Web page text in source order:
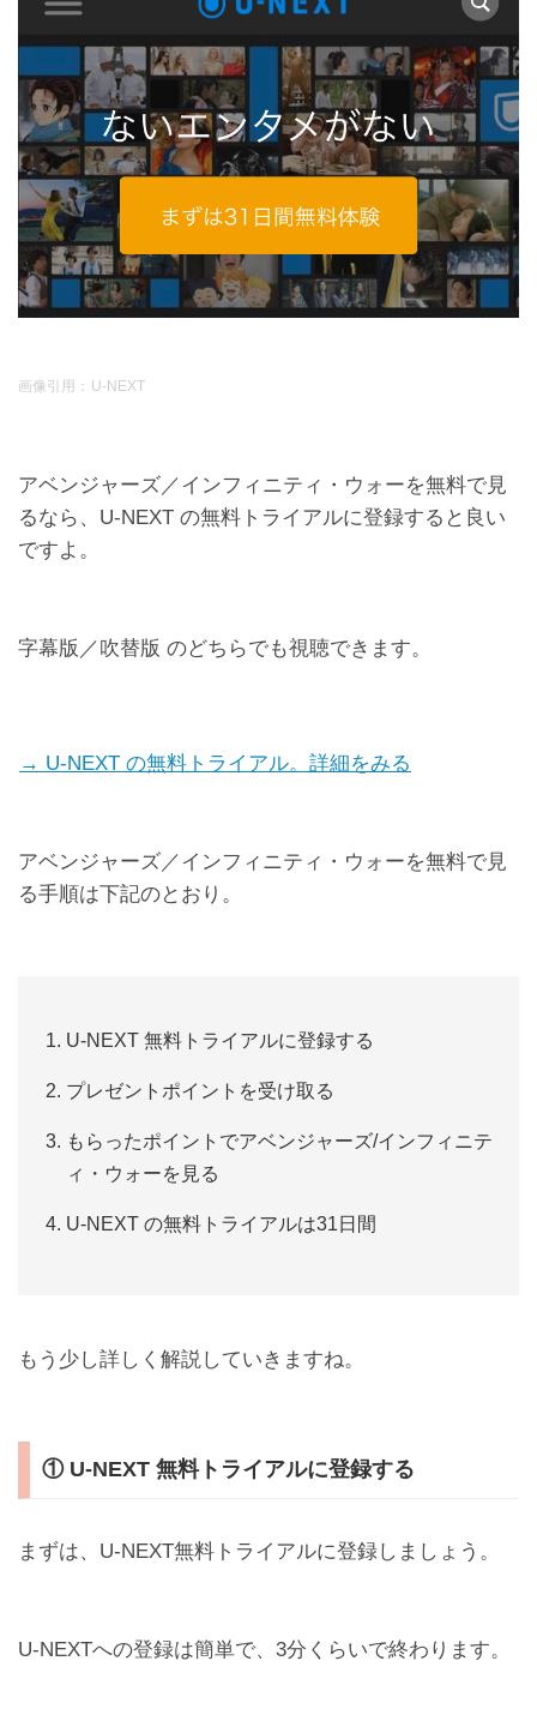
画像引用： U-NEXT
アベンジャーズ／インフィニティ・ウォーを無料で見
るなら、U-NEXT の無料トライアルに登録すると良い
ですよ。
字幕版／吹替版 のどちらでも視聴できます。
→ U-NEXT の無料トライアル。詳細をみる
アベンジャーズ／インフィニティ・ウォーを無料で見
る手順は下記のとおり。
U-NEXT 無料トライアルに登録する
プレゼントポイントを受け取る
もらったポイントでアベンジャーズ/インフィニテ
ィ・ウォーを見る
U-NEXT の無料トライアルは31日間
もう少し詳しく解説していきますね。
① U-NEXT 無料トライアルに登録する
まずは、U-NEXT無料トライアルに登録しましょう。
U-NEXTへの登録は簡単で、3分くらいで終わります。